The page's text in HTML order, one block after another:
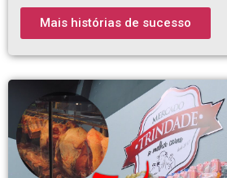
Mais histórias de sucesso